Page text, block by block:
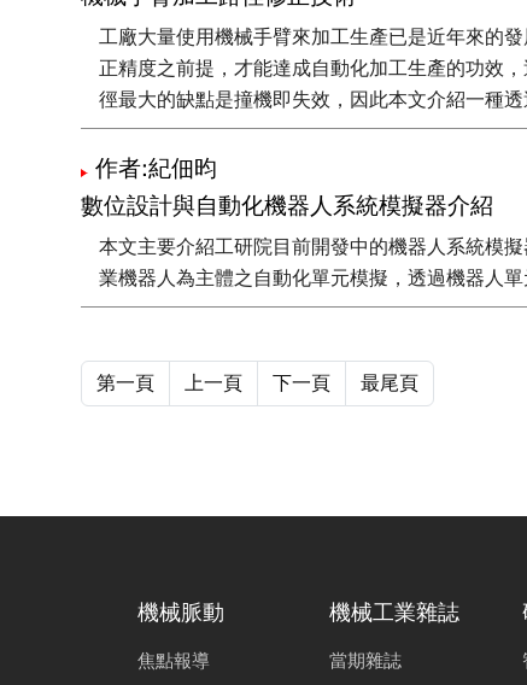
工廠大量使用機械手臂來加工生產已是近年來的
正精度之前提，才能達成自動化加工生產的功效
徑最大的缺點是撞機即失效，因此本文介紹一種
作者:紀佃昀
數位設計與自動化機器人系統模擬器介紹
本文主要介紹工研院目前開發中的機器人系統模
業機器人為主體之自動化單元模擬，透過機器人
第一頁 上一頁 下一頁 最尾頁
機械脈動
焦點報導
機械工業雜誌
當期雜誌